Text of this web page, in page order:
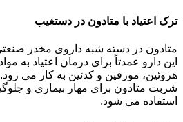
ترک اعتیاد با متادون در دستغیب
متادون در دسته شبه داروی مخدر
این دارو عمدتاً برای درمان اعتیاد به
هروئین، مورفین و کدئین به کار می
شربت متادون برای مهار بیماری و
استفاده می شود.